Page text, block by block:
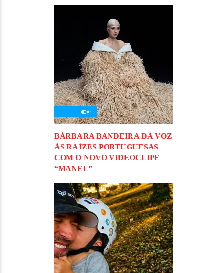
BÁRBARA BANDEIRA DÁ VOZ
ÀS RAÍZES PORTUGUESAS
COM O NOVO VIDEOCLIPE
“MANEL”